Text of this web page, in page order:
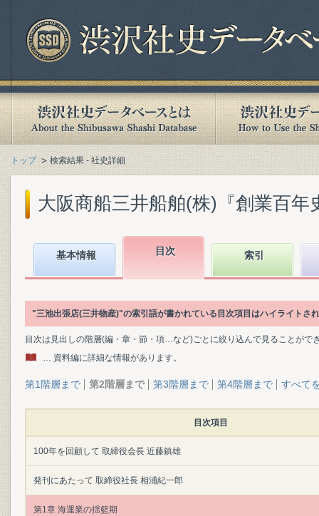
トップ 検索結果 - 社史詳細
大阪商船三井船舶(株)『創業百年
基本情報 目次 索引
"三池出張店(三井物産)"の索引語が書かれている目次項目はハイライトさ
目次は見出しの階層(編・章・節・項…など)ごとに絞り込んで見ることがで
… 資料編に詳細な情報があります。
第1階層まで 第2階層まで 第3階層まで 第4階層まで すべて
目次項目
100年を回顧して 取締役会長 近藤鎮雄
発刊にあたって 取締役社長 相浦紀一郎
第1章 海運業の揺籃期